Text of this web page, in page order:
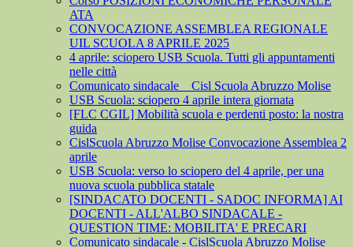
ATA
CONVOCAZIONE ASSEMBLEA REGIONALE
UIL SCUOLA 8 APRILE 2025
4 aprile: sciopero USB Scuola. Tutti gli appuntamenti
nelle città
Comunicato sindacale _ Cisl Scuola Abruzzo Molise
USB Scuola: sciopero 4 aprile intera giornata
[FLC CGIL] Mobilità scuola e perdenti posto: la nostra
guida
CislScuola Abruzzo Molise Convocazione Assemblea 2
aprile
USB Scuola: verso lo sciopero del 4 aprile, per una
nuova scuola pubblica statale
[SINDACATO DOCENTI - SADOC INFORMA] AI
DOCENTI - ALL'ALBO SINDACALE -
QUESTION TIME: MOBILITA' E PRECARI
Comunicato sindacale - CislScuola Abruzzo Molise